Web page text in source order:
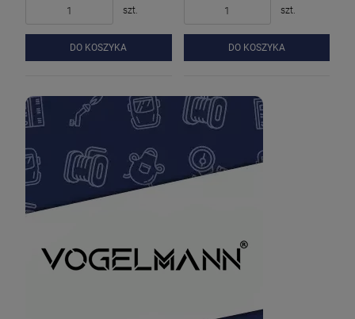
szt.
DO KOSZYKA
szt.
DO KOSZYKA